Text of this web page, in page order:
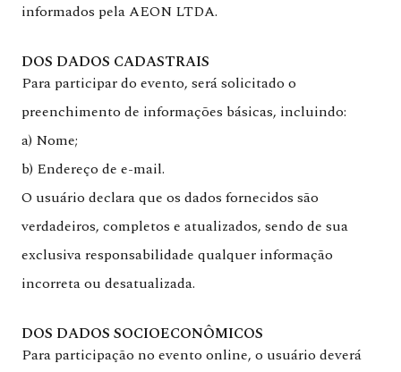
informados pela AEON LTDA.
DOS DADOS CADASTRAIS
Para participar do evento, será solicitado o
preenchimento de informações básicas, incluindo:
a) Nome;
b) Endereço de e-mail.
O usuário declara que os dados fornecidos são
verdadeiros, completos e atualizados, sendo de sua
exclusiva responsabilidade qualquer informação
incorreta ou desatualizada.
DOS DADOS SOCIOECONÔMICOS
Para participação no evento online, o usuário deverá